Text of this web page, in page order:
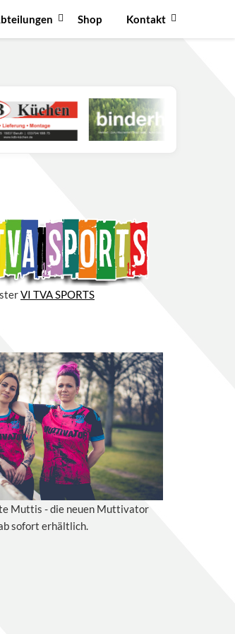
Shop Kontakt
VI TVA SPORTS
Muttis - die neuen Muttivator
sofort erhältlich.